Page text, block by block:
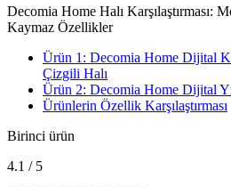
Decomia Home Halı Karşılaştırması:
Kaymaz Özellikler
Ürün 1: Decomia Home Dijital
Çizgili Halı
Ürün 2: Decomia Home Dijital
Ürünlerin Özellik Karşılaştırması
Birinci ürün
4.1 / 5